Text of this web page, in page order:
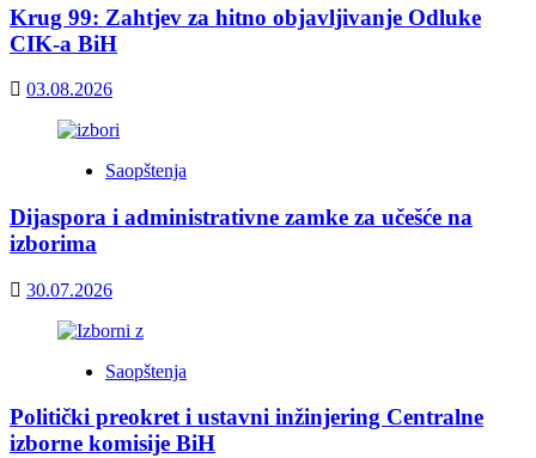
Krug 99: Zahtjev za hitno objavljivanje Odluke
CIK-a BiH
03.08.2026
Saopštenja
Dijaspora i administrativne zamke za učešće na
izborima
30.07.2026
Saopštenja
Politički preokret i ustavni inžinjering Centralne
izborne komisije BiH